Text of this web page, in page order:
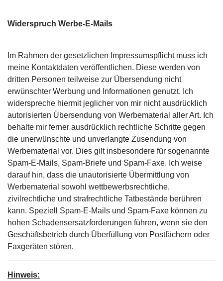
Widerspruch Werbe-E-Mails
Im Rahmen der gesetzlichen Impressumspflicht muss ich
meine Kontaktdaten veröffentlichen. Diese werden von
dritten Personen teilweise zur Übersendung nicht
erwünschter Werbung und Informationen genutzt. Ich
widerspreche hiermit jeglicher von mir nicht ausdrücklich
autorisierten Übersendung von Werbematerial aller Art. Ich
behalte mir ferner ausdrücklich rechtliche Schritte gegen
die unerwünschte und unverlangte Zusendung von
Werbematerial vor. Dies gilt insbesondere für sogenannte
Spam-E-Mails, Spam-Briefe und Spam-Faxe. Ich weise
darauf hin, dass die unautorisierte Übermittlung von
Werbematerial sowohl wettbewerbsrechtliche,
zivilrechtliche und strafrechtliche Tatbestände berühren
kann. Speziell Spam-E-Mails und Spam-Faxe können zu
hohen Schadensersatzforderungen führen, wenn sie den
Geschäftsbetrieb durch Überfüllung von Postfächern oder
Faxgeräten stören.
Hinweis: